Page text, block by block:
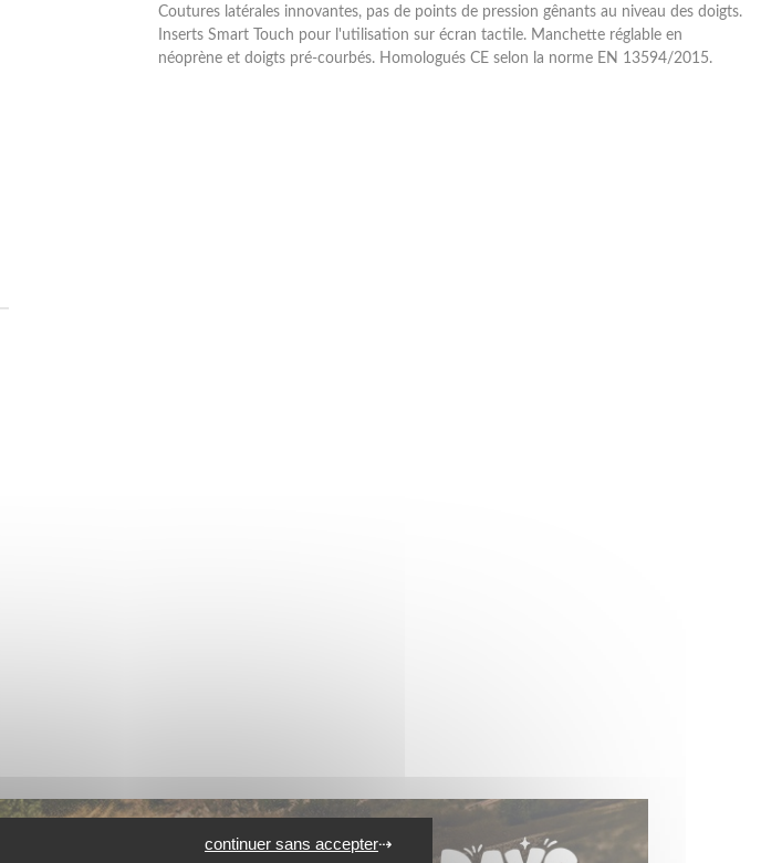
Coutures latérales innovantes, pas de points de pression gênants au niveau des doigts.
Inserts Smart Touch pour l'utilisation sur écran tactile. Manchette réglable en
néoprène et doigts pré-courbés. Homologués CE selon la norme EN 13594/2015.
continuer sans accepter